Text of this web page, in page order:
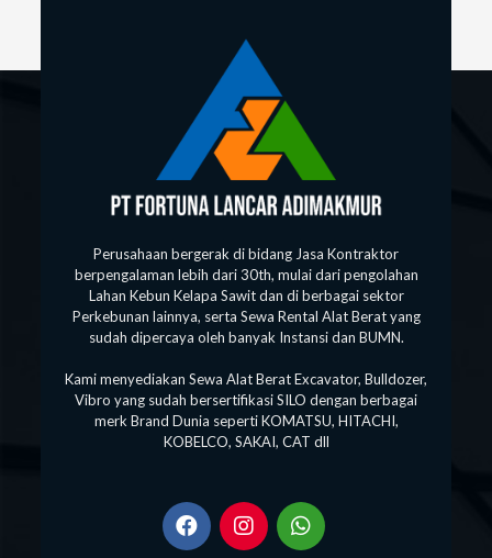
Perusahaan bergerak di bidang Jasa Kontraktor
berpengalaman lebih dari 30th, mulai dari pengolahan
Lahan Kebun Kelapa Sawit dan di berbagai sektor
Perkebunan lainnya, serta Sewa Rental Alat Berat yang
sudah dipercaya oleh banyak Instansi dan BUMN.
Kami menyediakan Sewa Alat Berat Excavator, Bulldozer,
Vibro yang sudah bersertifikasi SILO dengan berbagai
merk Brand Dunia seperti KOMATSU, HITACHI,
KOBELCO, SAKAI, CAT dll